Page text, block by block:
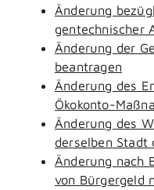
Änderung
gentechnischer
Änderung der
beantragen
Änderung des
Ökokonto-
Änderung des
derselben Stadt
Änderung nach
von Bürgergeld